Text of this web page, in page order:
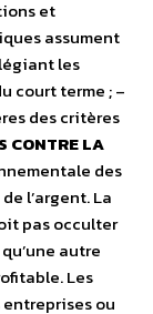
et
assument
les
court terme ; –
des critères
CONTRE LA
des
l’argent. La
pas occulter
autre
Les
ou